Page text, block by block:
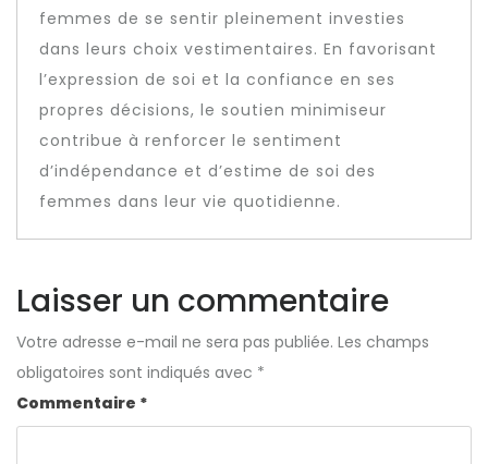
femmes de se sentir pleinement investies
dans leurs choix vestimentaires. En favorisant
l’expression de soi et la confiance en ses
propres décisions, le soutien minimiseur
contribue à renforcer le sentiment
d’indépendance et d’estime de soi des
femmes dans leur vie quotidienne.
Laisser un commentaire
Votre adresse e-mail ne sera pas publiée. Les champs
obligatoires sont indiqués avec *
Commentaire *